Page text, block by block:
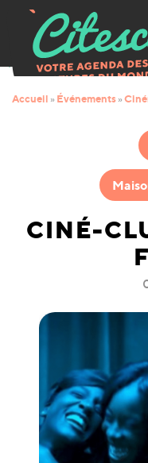
Accueil » Événements »
CINÉ-